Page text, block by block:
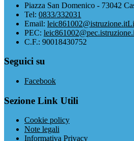
Piazza San Domenico - 73042
Tel: 0833/332031
Email: leic861002@istruzione.it
PEC:
C.F.: 90018430752
Seguici su
Facebook
Sezione Link Utili
Cookie policy
Note legali
Informativa Privacy